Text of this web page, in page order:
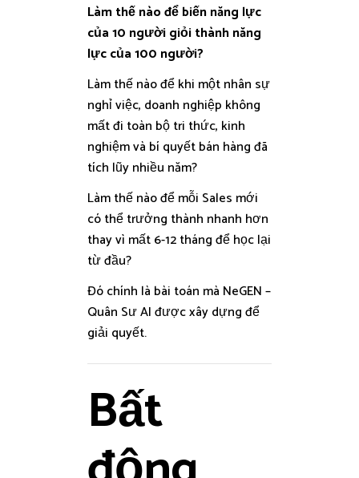
Làm thế nào để biến năng lực
của 10 người giỏi thành năng
lực của 100 người?
Làm thế nào để khi một nhân sự
nghỉ việc, doanh nghiệp không
mất đi toàn bộ tri thức, kinh
nghiệm và bí quyết bán hàng đã
tích lũy nhiều năm?
Làm thế nào để mỗi Sales mới
có thể trưởng thành nhanh hơn
thay vì mất 6-12 tháng để học lại
từ đầu?
Đó chính là bài toán mà NeGEN –
Quân Sư AI được xây dựng để
giải quyết.
Bất